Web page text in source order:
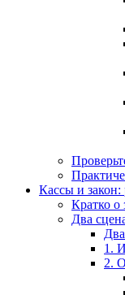
Кассы и закон:
Кратко о
Два
1.
2.